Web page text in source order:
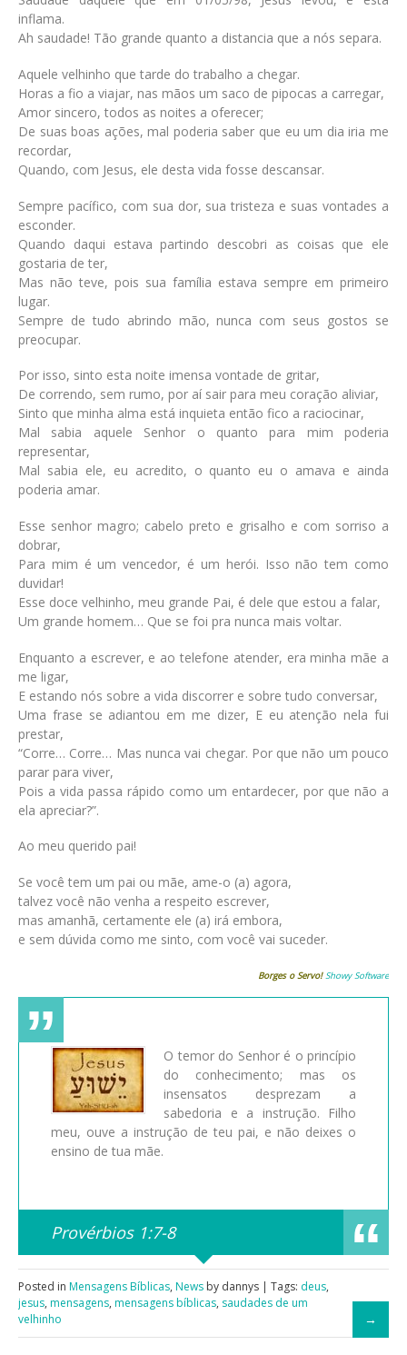
inflama.
Ah saudade! Tão grande quanto a distancia que a nós separa.
Aquele velhinho que tarde do trabalho a chegar.
Horas a fio a viajar, nas mãos um saco de pipocas a carregar,
Amor sincero, todos as noites a oferecer;
De suas boas ações, mal poderia saber que eu um dia iria me
recordar,
Quando, com Jesus, ele desta vida fosse descansar.
Sempre pacífico, com sua dor, sua tristeza e suas vontades a
esconder.
Quando daqui estava partindo descobri as coisas que ele
gostaria de ter,
Mas não teve, pois sua família estava sempre em primeiro
lugar.
Sempre de tudo abrindo mão, nunca com seus gostos se
preocupar.
Por isso, sinto esta noite imensa vontade de gritar,
De correndo, sem rumo, por aí sair para meu coração aliviar,
Sinto que minha alma está inquieta então fico a raciocinar,
Mal sabia aquele Senhor o quanto para mim poderia
representar,
Mal sabia ele, eu acredito, o quanto eu o amava e ainda
poderia amar.
Esse senhor magro; cabelo preto e grisalho e com sorriso a
dobrar,
Para mim é um vencedor, é um herói. Isso não tem como
duvidar!
Esse doce velhinho, meu grande Pai, é dele que estou a falar,
Um grande homem… Que se foi pra nunca mais voltar.
Enquanto a escrever, e ao telefone atender, era minha mãe a
me ligar,
E estando nós sobre a vida discorrer e sobre tudo conversar,
Uma frase se adiantou em me dizer, E eu atenção nela fui
prestar,
“Corre… Corre… Mas nunca vai chegar. Por que não um pouco
parar para viver,
Pois a vida passa rápido como um entardecer, por que não a
ela apreciar?”.
Ao meu querido pai!
Se você tem um pai ou mãe, ame-o (a) agora,
talvez você não venha a respeito escrever,
mas amanhã, certamente ele (a) irá embora,
e sem dúvida como me sinto, com você vai suceder.
Borges o Servo!Showy Software
O temor do Senhor é o princípio
do conhecimento; mas os
insensatos desprezam a
sabedoria e a instrução. Filho
meu, ouve a instrução de teu pai, e não deixes o
ensino de tua mãe.
Provérbios 1:7-8
Posted in Mensagens Bíblicas, News by dannys | Tags: deus,
jesus, mensagens, mensagens bíblicas, saudades de um
velhinho